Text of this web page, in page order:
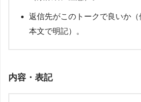
返信先がこのトークで良いか
本文で明記）。
内容・表記